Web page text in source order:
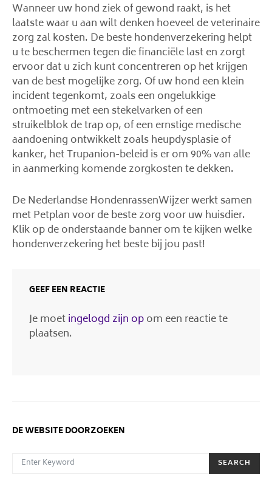
Wanneer uw hond ziek of gewond raakt, is het
laatste waar u aan wilt denken hoeveel de veterinaire
zorg zal kosten. De beste hondenverzekering helpt
u te beschermen tegen die financiële last en zorgt
ervoor dat u zich kunt concentreren op het krijgen
van de best mogelijke zorg. Of uw hond een klein
incident tegenkomt, zoals een ongelukkige
ontmoeting met een stekelvarken of een
struikelblok de trap op, of een ernstige medische
aandoening ontwikkelt zoals heupdysplasie of
kanker, het Trupanion-beleid is er om 90% van alle
in aanmerking komende zorgkosten te dekken.
De Nederlandse HondenrassenWijzer werkt samen
met Petplan voor de beste zorg voor uw huisdier.
Klik op de onderstaande banner om te kijken welke
hondenverzekering het beste bij jou past!
GEEF EEN REACTIE
Je moetingelogd zijn opom een reactie te
plaatsen.
DE WEBSITE DOORZOEKEN
SEARCH FOR:
SEARCH